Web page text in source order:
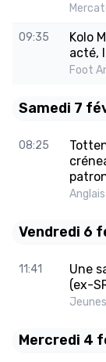
09:35
Kolo
acté,
Foot
Samedi 7
08:25
Anglais
Vendredi 6
11:41
Une
(ex-
Mercredi 4